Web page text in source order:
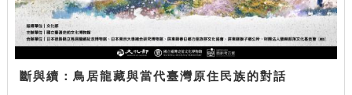
斷與續：鳥居龍藏與當代臺灣原住民族的對話